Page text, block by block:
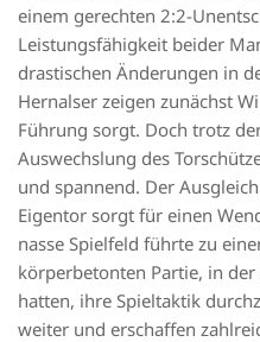
einem gerechten 2:2-
Leistungsfähigkeit beider
drastischen Änderungen in
Hernalser zeigen zunächst
Führung sorgt. Doch trotz
Auswechslung des
und spannend. Der
Eigentor sorgt für einen
nasse Spielfeld führte zu
körperbetonten Partie, in
hatten, ihre Spieltaktik
weiter und erschaffen